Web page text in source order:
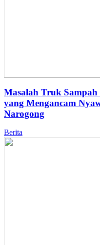
Masalah Truk
yang Mengancam
Narogong
Berita